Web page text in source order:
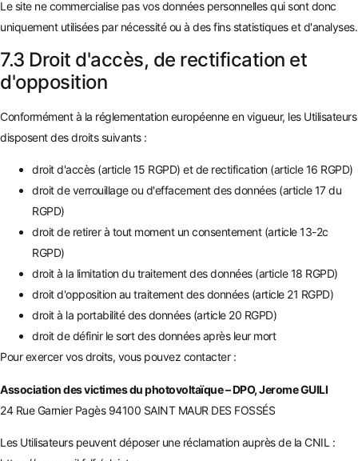
Le site ne commercialise pas vos données personnelles qui sont donc
uniquement utilisées par nécessité ou à des fins statistiques et d'analyses.
7.3 Droit d'accès, de rectification et
d'opposition
Conformément à la réglementation européenne en vigueur, les Utilisateurs
disposent des droits suivants :
droit d'accès (article 15 RGPD) et de rectification (article 16 RGPD)
droit de verrouillage ou d'effacement des données (article 17 du
RGPD)
droit de retirer à tout moment un consentement (article 13-2c
RGPD)
droit à la limitation du traitement des données (article 18 RGPD)
droit d'opposition au traitement des données (article 21 RGPD)
droit à la portabilité des données (article 20 RGPD)
droit de définir le sort des données après leur mort
Pour exercer vos droits, vous pouvez contacter :
Association des victimes du photovoltaïque – DPO, Jerome GUILI
24 Rue Garnier Pagès 94100 SAINT MAUR DES FOSSÉS
Les Utilisateurs peuvent déposer une réclamation auprès de la CNIL :